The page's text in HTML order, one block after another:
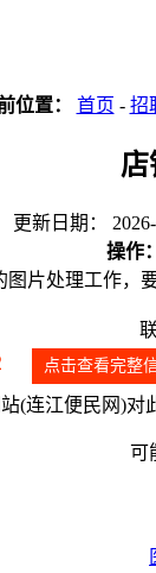
位置： 首页 - 招
店
更新日期：
操作：
片处理工作，
点击查看完整
(连江便民网)对
可